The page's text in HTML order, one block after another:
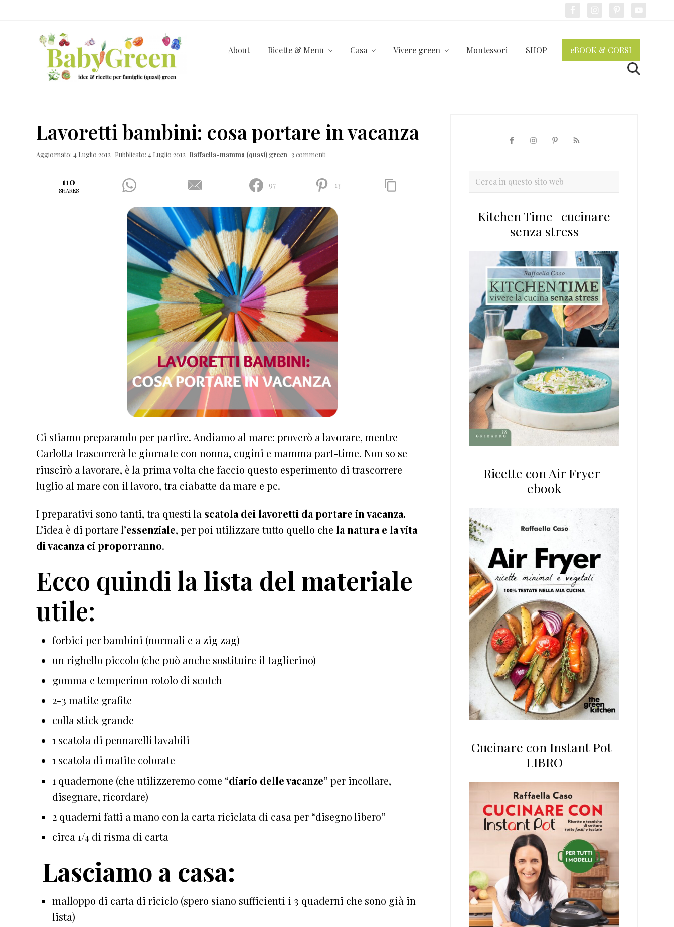
ricette
per
About Ricette & Menu Casa Vivere green Montessori SHOP eBOOK & CORSI
Cerca
Lavoretti bambini: cosa portare in vacanza
Aggiornato: 4 Luglio 2012 Pubblicato: 4 Luglio 2012 Raffaella-mamma (quasi) green 3 commenti
110
SHARES
97 13
Ci stiamo preparando per partire. Andiamo al mare: proverò a lavorare, mentre
Carlotta trascorrerà le giornate con nonna, cugini e mamma part-time. Non so se
riuscirò a lavorare, è la prima volta che faccio questo esperimento di trascorrere
luglio al mare con il lavoro, tra ciabatte da mare e pc.
I preparativi sono tanti, tra questi la scatola dei lavoretti da portare in vacanza.
L’idea è di portare l’essenziale, per poi utilizzare tutto quello che la natura e la vita
di vacanza ci proporranno.
Ecco quindi lalista del materiale
utile:
forbici per bambini (normali e a zig zag)
un righello piccolo (che può anche sostituire il taglierino)
gomma e temperino1 rotolo di scotch
2-3 matite grafite
colla stick grande
1 scatola di pennarelli lavabili
1 scatola di matite colorate
1 quadernone (che utilizzeremo come “diario delle vacanze” per incollare,
disegnare, ricordare)
2 quaderni fatti a mano con la carta riciclata di casa per “disegno libero”
circa 1/4 di risma di carta
Lasciamo a casa:
malloppo di carta di riciclo (spero siano sufficienti i 3 quaderni che sono già in
lista)
primaria
Cerca
sitoKitchen Time | cucinare
senza stress
Ricette con Air Fryer |
ebook
Cucinare con Instant Pot |
LIBRO